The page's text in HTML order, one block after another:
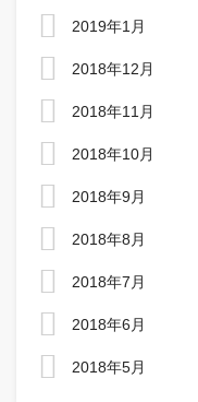
2019年1月
2018年12月
2018年11月
2018年10月
2018年9月
2018年8月
2018年7月
2018年6月
2018年5月